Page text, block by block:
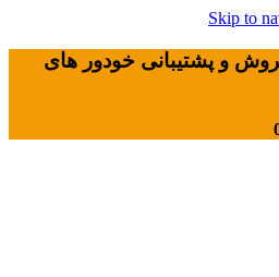
Skip to
و پشتیبانی خودور های